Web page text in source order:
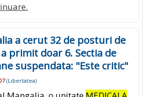
a cerut 32 de posturi de
primit doar 6. Sectia de
suspendata: "Este critic"
(Libertatea)